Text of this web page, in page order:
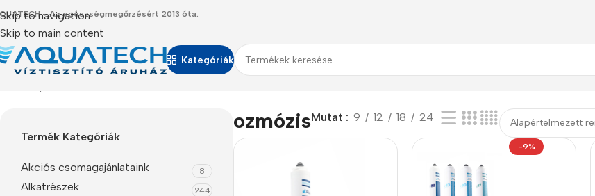
Skip to navigation
Skip to main content
- Az egészségmegőrzésért 2013 óta.
Kategóriák
Termék Kategóriák
Akciós csomagajánlataink 8
Alkatrészek 244
ozmózisMutat 9 12 18 24
-9%